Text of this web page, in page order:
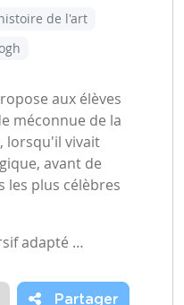
de l'art
aux élèves
méconnue de la
lorsqu'il vivait
avant de
les plus célèbres
adapté …
Partager